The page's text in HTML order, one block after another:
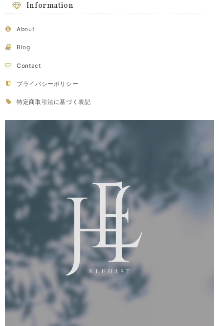
Information
About
Blog
Contact
プライバシーポリシー
特定商取引法に基づく表記